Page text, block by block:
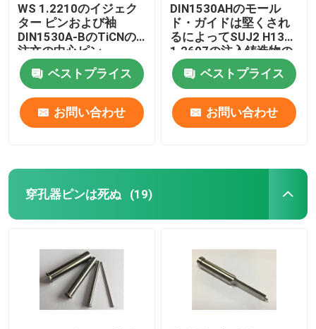
WS 1.2210のイジェク
ター ピンおよび袖
DIN1530A-BのTiCNの
注文の中心ピン
ベストプライス
お問い合わせ
DIN1530AHのモール
ド・ガイドは堅くされ
るによってSUJ2 H13
1.2607の注入鋳造物の
イジェクターをピンで
止めるピンで止める
ベストプライス
お問い合わせ
穿孔器ピンは死ぬ (19)